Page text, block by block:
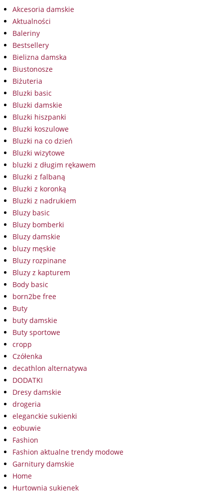
Akcesoria damskie
Aktualności
Baleriny
Bestsellery
Bielizna damska
Biustonosze
Biżuteria
Bluzki basic
Bluzki damskie
Bluzki hiszpanki
Bluzki koszulowe
Bluzki na co dzień
Bluzki wizytowe
bluzki z długim rękawem
Bluzki z falbaną
Bluzki z koronką
Bluzki z nadrukiem
Bluzy basic
Bluzy bomberki
Bluzy damskie
bluzy męskie
Bluzy rozpinane
Bluzy z kapturem
Body basic
born2be free
Buty
buty damskie
Buty sportowe
cropp
Czółenka
decathlon alternatywa
DODATKI
Dresy damskie
drogeria
eleganckie sukienki
eobuwie
Fashion
Fashion aktualne trendy modowe
Garnitury damskie
Home
Hurtownia sukienek